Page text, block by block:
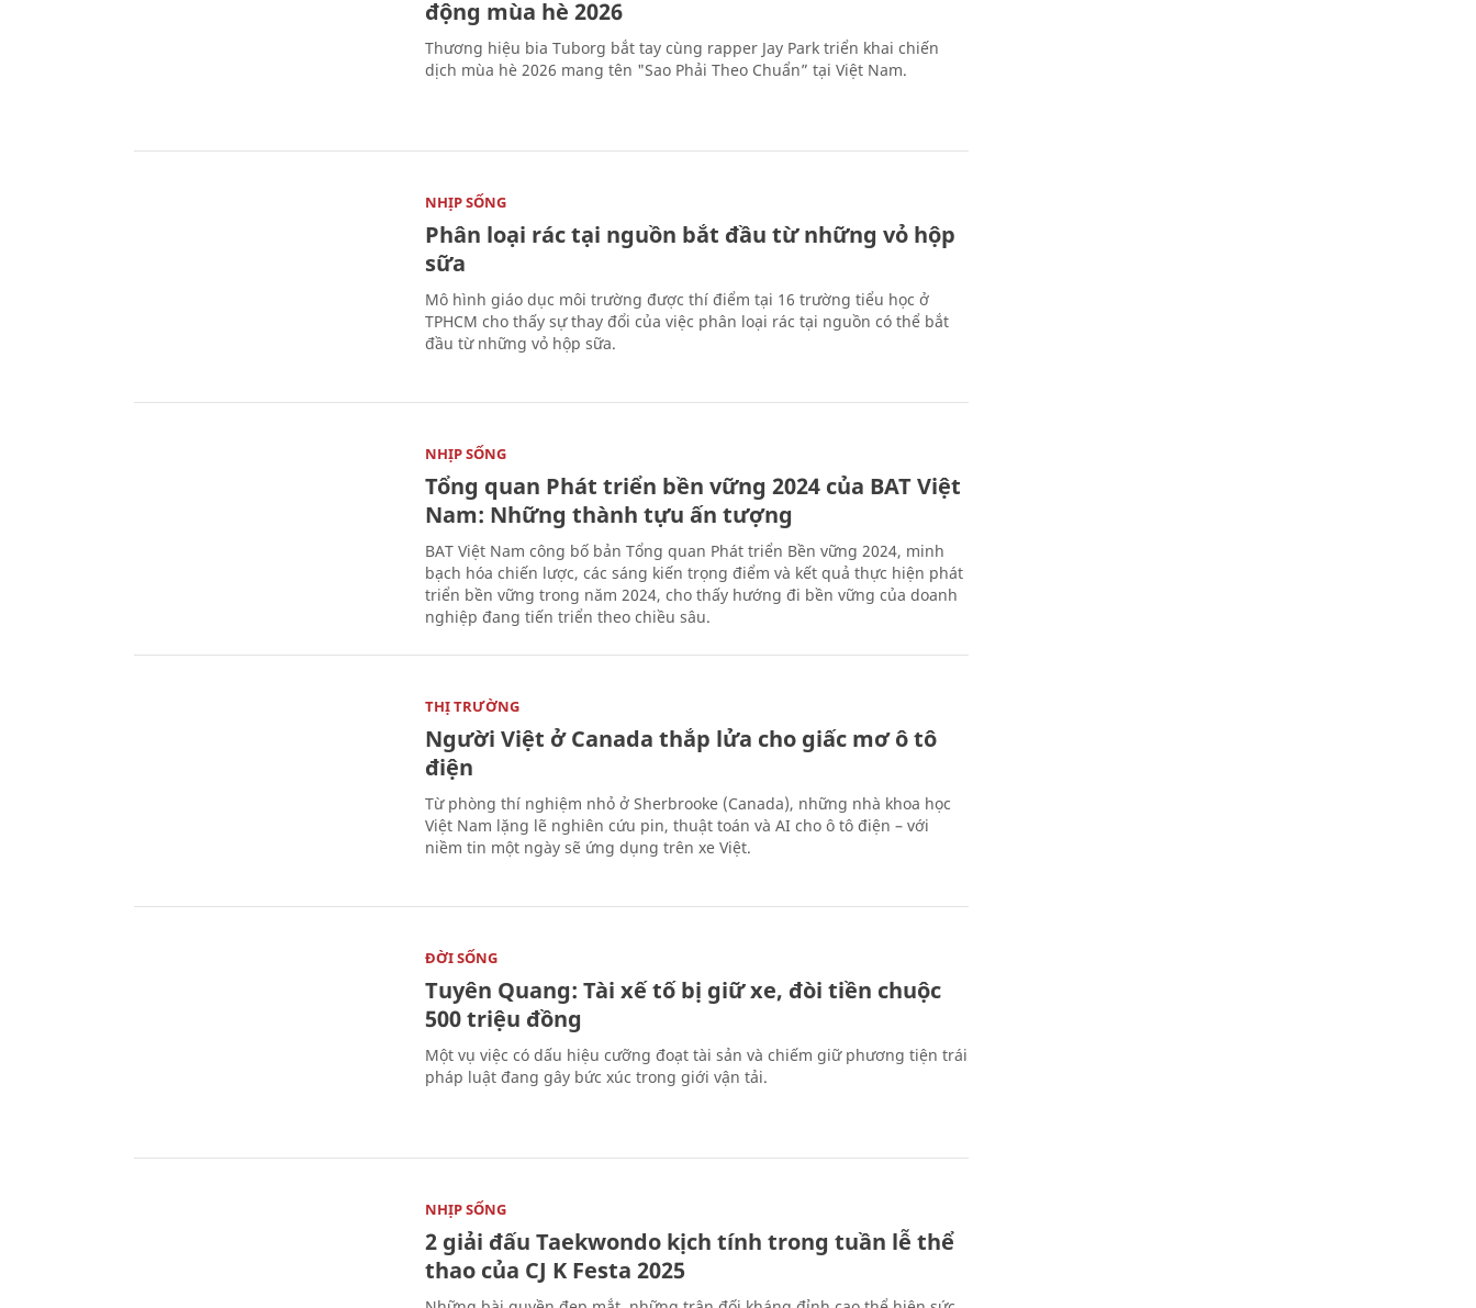
động mùa hè 2026
Thương hiệu bia Tuborg bắt tay cùng rapper Jay Park triển khai chiến
dịch mùa hè 2026 mang tên "Sao Phải Theo Chuẩn” tại Việt Nam.
NHỊP SỐNG
Phân loại rác tại nguồn bắt đầu từ những vỏ hộp
sữa
Mô hình giáo dục môi trường được thí điểm tại 16 trường tiểu học ở
TPHCM cho thấy sự thay đổi của việc phân loại rác tại nguồn có thể bắt
đầu từ những vỏ hộp sữa.
NHỊP SỐNG
Tổng quan Phát triển bền vững 2024 của BAT Việt
Nam: Những thành tựu ấn tượng
BAT Việt Nam công bố bản Tổng quan Phát triển Bền vững 2024, minh
bạch hóa chiến lược, các sáng kiến trọng điểm và kết quả thực hiện phát
triển bền vững trong năm 2024, cho thấy hướng đi bền vững của doanh
nghiệp đang tiến triển theo chiều sâu.
THỊ TRƯỜNG
Người Việt ở Canada thắp lửa cho giấc mơ ô tô
điện
Từ phòng thí nghiệm nhỏ ở Sherbrooke (Canada), những nhà khoa học
Việt Nam lặng lẽ nghiên cứu pin, thuật toán và AI cho ô tô điện – với
niềm tin một ngày sẽ ứng dụng trên xe Việt.
ĐỜI SỐNG
Tuyên Quang: Tài xế tố bị giữ xe, đòi tiền chuộc
500 triệu đồng
Một vụ việc có dấu hiệu cưỡng đoạt tài sản và chiếm giữ phương tiện trái
pháp luật đang gây bức xúc trong giới vận tải.
NHỊP SỐNG
2 giải đấu Taekwondo kịch tính trong tuần lễ thể
thao của CJ K Festa 2025